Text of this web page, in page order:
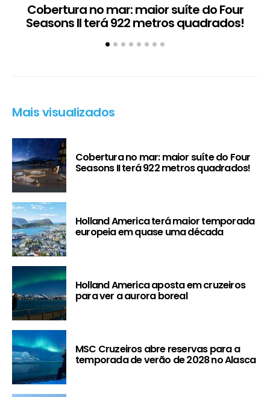
Cobertura no mar: maior suíte do Four
Seasons II terá 922 metros quadrados!
Mais visualizados
Cobertura no mar: maior suíte do Four
Seasons II terá 922 metros quadrados!
Holland America terá maior temporada
europeia em quase uma década
Holland America aposta em cruzeiros
para ver a aurora boreal
MSC Cruzeiros abre reservas para a
temporada de verão de 2028 no Alasca